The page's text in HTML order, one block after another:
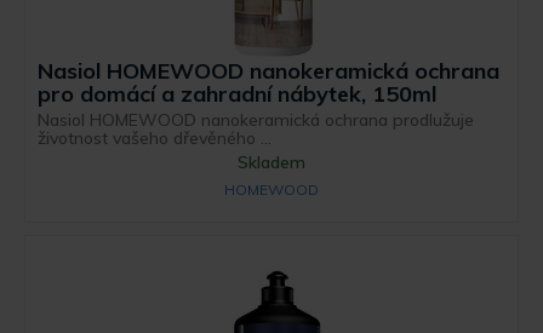
Nasiol HOMEWOOD nanokeramická ochrana
pro domácí a zahradní nábytek, 150ml
Nasiol HOMEWOOD nanokeramická ochrana prodlužuje
životnost vašeho dřevěného ...
Skladem
HOMEWOOD